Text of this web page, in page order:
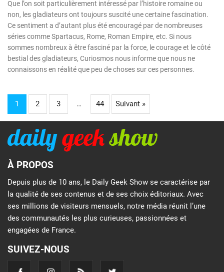
Que l’on soit particulièrement intéressé par l’histoire romaine ou
non, les gladiateurs ont toujours suscité une certaine fascination.
Ce sentiment a d’autant plus été encouragé par de nombreuses
séries comme Spartacus, Rome, Roman Empire, etc. Si nous
sommes nombreux à être fasciné par la force, le courage et le côté
bestial des gladiateurs, Curiosmos nous informe que nous ne
connaissons en réalité que peu de choses sur ces personnes.
1 2 3 … 44 Suivant »
À PROPOS
Depuis plus de 10 ans, le Daily Geek Show se caractérise par
la qualité de ses contenus et de ses choix éditoriaux. Avec
ses millions de visiteurs mensuels, notre média réunit l’une
des communautés les plus curieuses, passionnées et
engagées de France.
SUIVEZ-NOUS